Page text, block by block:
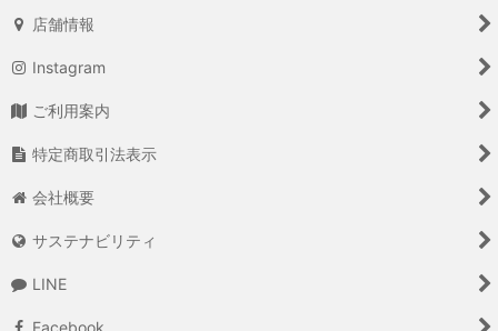
店舗情報
Instagram
ご利用案内
特定商取引法表示
会社概要
サステナビリティ
LINE
Facebook